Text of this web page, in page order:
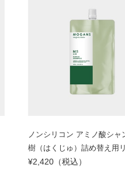
ノンシリコン アミノ酸シャ
樹（はくじゅ）詰め替え用
¥2,420（税込）